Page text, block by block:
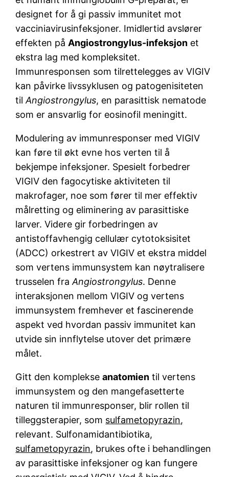
designet for å gi passiv immunitet mot
vacciniavirusinfeksjoner. Imidlertid avslører
effekten på Angiostrongylus-infeksjon et
ekstra lag med kompleksitet.
Immunresponsen som tilrettelegges av VIGIV
kan påvirke livssyklusen og patogenisiteten
tilAngiostrongylus, en parasittisk nematode
som er ansvarlig for eosinofil meningitt.
Modulering av immunresponser med VIGIV
kan føre til økt evne hos verten til å
bekjempe infeksjoner. Spesielt forbedrer
VIGIV den fagocytiske aktiviteten til
makrofager, noe som fører til mer effektiv
målretting og eliminering av parasittiske
larver. Videre gir forbedringen av
antistoffavhengig cellulær cytotoksisitet
(ADCC) orkestrert av VIGIV et ekstra middel
som vertens immunsystem kan nøytralisere
trusselen fraAngiostrongylus. Denne
interaksjonen mellom VIGIV og vertens
immunsystem fremhever et fascinerende
aspekt ved hvordan passiv immunitet kan
utvide sin innflytelse utover det primære
målet.
Gitt den komplekseanatomien til vertens
immunsystem og den mangefasetterte
naturen til immunresponser, blir rollen til
tilleggsterapier, som sulfametopyrazin,
relevant. Sulfonamidantibiotika,
sulfametopyrazin, brukes ofte i behandlingen
av parasittiske infeksjoner og kan fungere